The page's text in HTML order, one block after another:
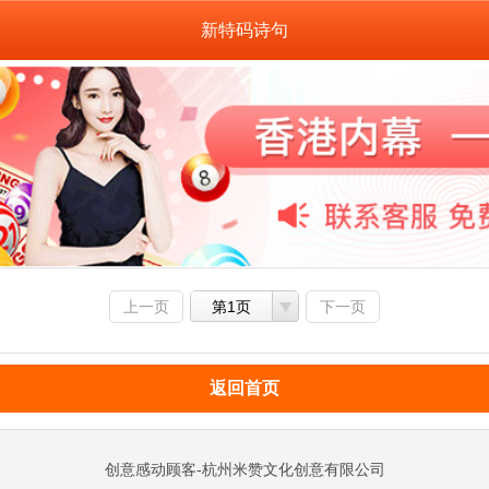
新特码诗句
上一页 第1页 下一页
返回首页
创意感动顾客-杭州米赞文化创意有限公司